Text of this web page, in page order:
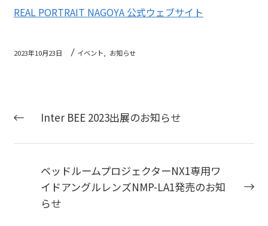
REAL PORTRAIT NAGOYA公式ウェブサイト
2023年10月23日 イベント, お知らせ
Inter BEE 2023出展のお知らせ
ベッドルームプロジェクターNX1専用ワ
イドアングルレンズNMP-LA1発売のお知
らせ